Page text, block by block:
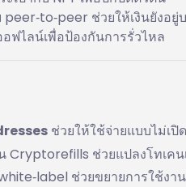
ช่วยให้เงินยังอยู่
ฟไลน์เพื่อป้องกันการรั่วไหล
ช่วยให้ใช้จ่ายแบบไม่เปิ
Cryptorefills ช่วยแปลงโทเค
ช่วยขยายการใช้ง